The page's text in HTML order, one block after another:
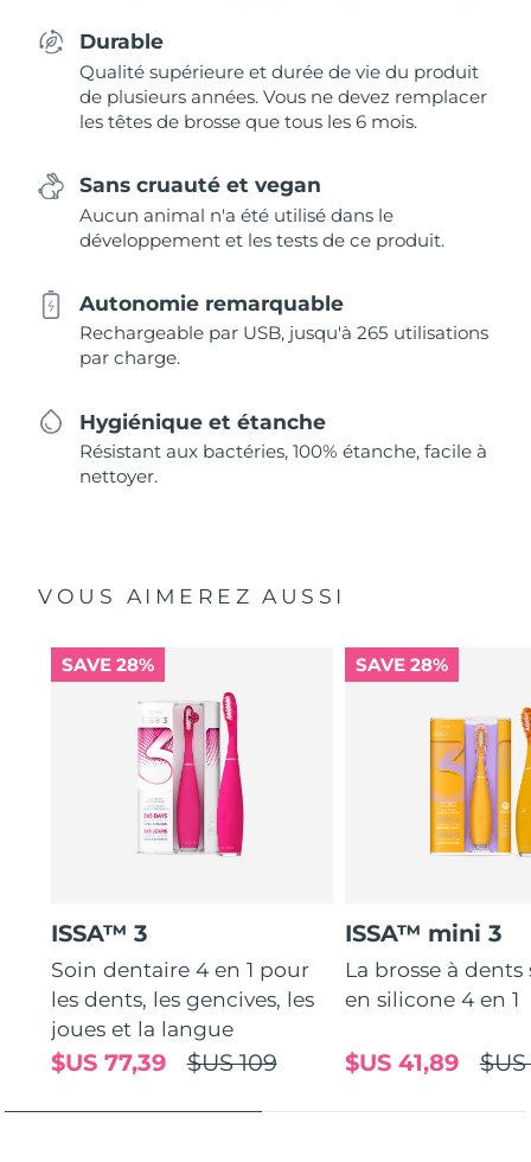
Durable
Qualité supérieure et durée de vie du produit
de plusieurs années. Vous ne devez remplacer
les têtes de brosse que tous les 6 mois.
Sans cruauté et vegan
Aucun animal n'a été utilisé dans le
développement et les tests de ce produit.
Autonomie remarquable
Rechargeable par USB, jusqu'à 265 utilisations
par charge.
Hygiénique et étanche
Résistant aux bactéries, 100% étanche, facile à
nettoyer.
VOUS AIMEREZ AUSSI
SAVE 28%
ISSA™ 3
Soin dentaire 4 en 1 pour
les dents, les gencives, les
joues et la langue
$US 109
$US 77,39
SAVE 28%
ISSA™ mini 3
La brosse à
en silicone 4 en 1
$US 41,89